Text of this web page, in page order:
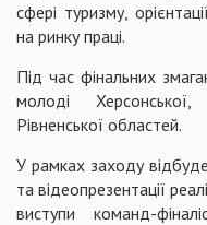
сфері туризму,
на ринку праці.
Під час фінальних
молоді Херсонської,
Рівненської областей.
У рамках заходу
та відеопрезентації
виступи команд-